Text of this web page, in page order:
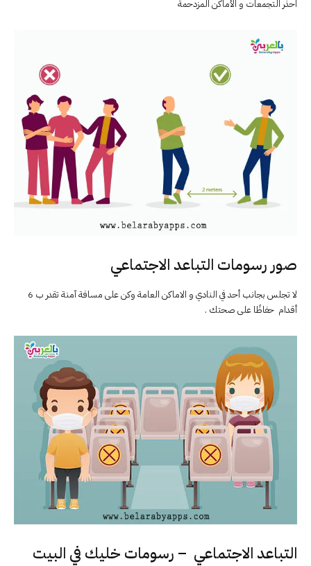
احذر التجمعات و الأماكن المزدحمة
صور رسومات التباعد الاجتماعي
لا تجلس بجانب أحد في النادي و الاماكن العامة وكن على مسافة آمنة تقدر ب 6
أقدام حفاظًا على صحتك .
التباعد الاجتماعي – رسومات خليك في البيت